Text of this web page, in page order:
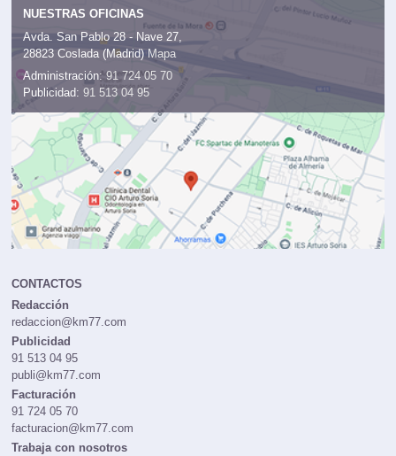
NUESTRAS OFICINAS
Avda. San Pablo 28 - Nave 27,
28823 Coslada (Madrid) Mapa
Administración: 91 724 05 70
Publicidad: 91 513 04 95
CONTACTOS
Redacción
redaccion@km77.com
Publicidad
91 513 04 95
publi@km77.com
Facturación
91 724 05 70
facturacion@km77.com
Trabaja con nosotros